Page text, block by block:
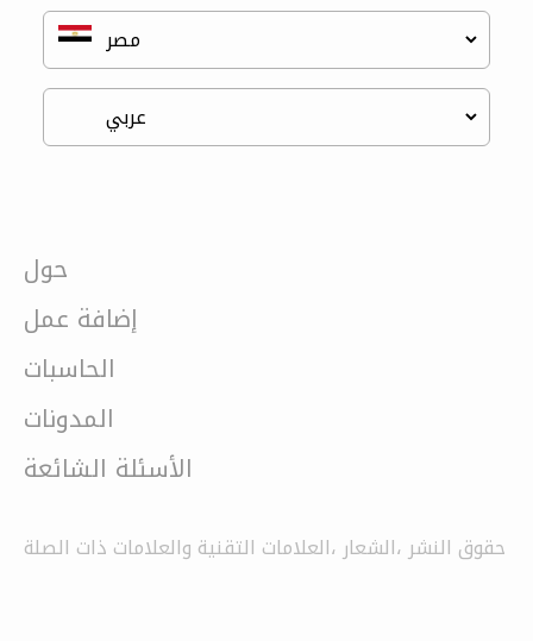
حول
إضافة عمل
الحاسبات
المدونات
الأسئلة الشائعة
حقوق النشر ،الشعار ،العلامات التقنية والعلامات ذات الصلة